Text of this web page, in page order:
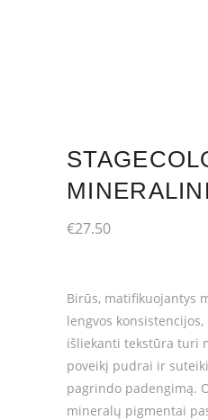
€27.50
Birūs, matifikuojantys
lengvos konsistencijos,
išliekanti tekstūra turi
poveikį pudrai ir
pagrindo padengimą.
mineralų pigmentai